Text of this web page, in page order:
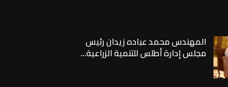
المهندس محمد عباده زيدان رئيس
مجلس إدارة أطلس للتنمية الزراعية...